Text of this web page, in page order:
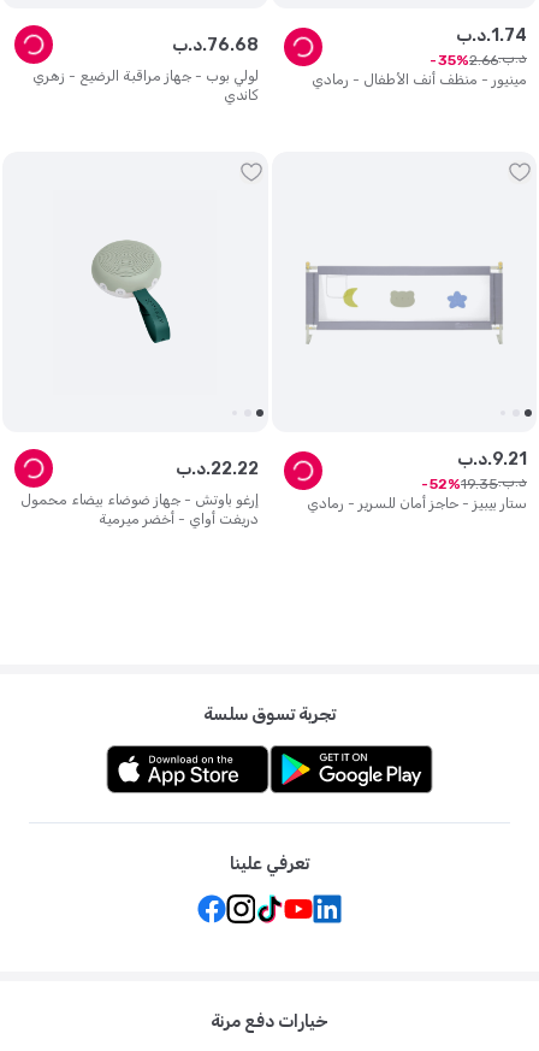
مينيور - منظف أنف الأطفال - رمادي
د.ب.1 .74
د.ب. 2.66
35
لولي بوب - جهاز مراقبة الرضيع - زهري
كاندي
د.ب.76.68
ستار بيبيز - حاجز أمان للسرير - رمادي
د.ب.9.21
د.ب. 19.35
52
إرغو باوتش - جهاز ضوضاء بيضاء محمول
دريفت أواي - أخضر ميرمية
د.ب.22.22
تجربة تسوق سلسة
تعرفي علينا
خيارات دفع مرنة